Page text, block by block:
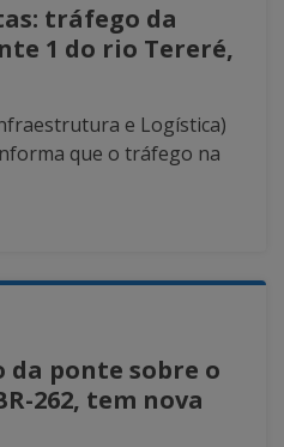
tráfego da
1 do rio Tereré,
e Logística)
que o tráfego na
ponte sobre o
262, tem nova